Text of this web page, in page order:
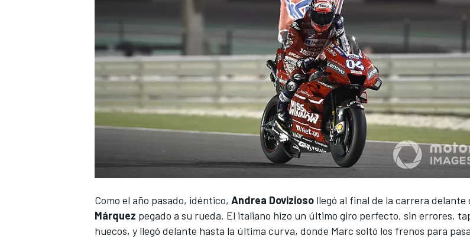
Como el año pasado, idéntico, Andrea Dovizioso llegó al final de la carrera delante
Márquez pegado a su rueda. El italiano hizo un último giro perfecto, sin errores,
huecos, y llegó delante hasta la última curva, donde Marc soltó los frenos para